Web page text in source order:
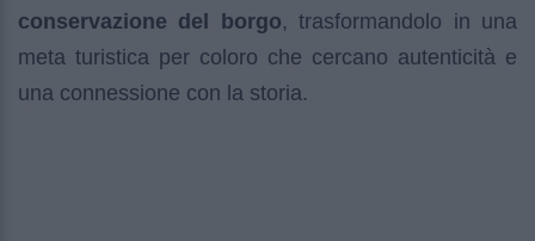
conservazione del borgo, trasformandolo in una
meta turistica per coloro che cercano autenticità e
una connessione con la storia.